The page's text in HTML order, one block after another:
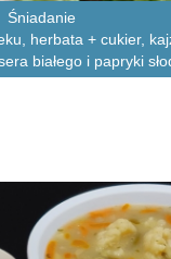
Śniadanie
herbata + cukier,
białego i papryki